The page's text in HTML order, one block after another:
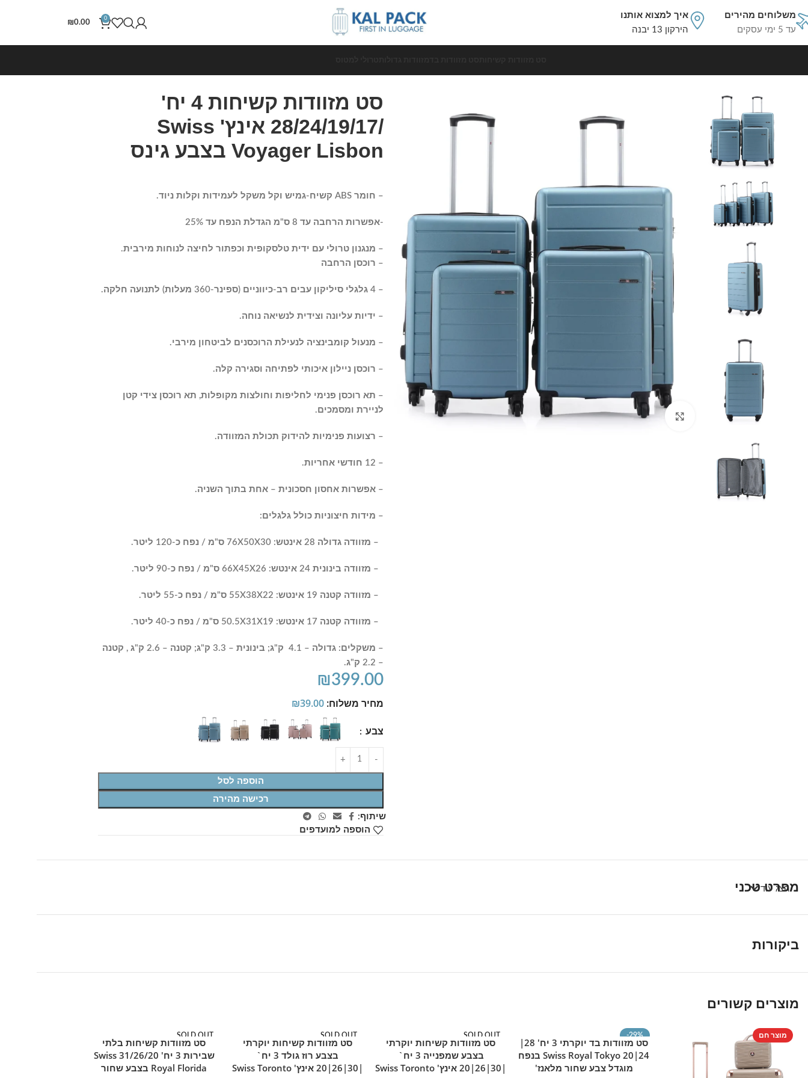
משלוחים מהירים
עד 5 ימי עסקים
איך למצוא אותנו
הירקון 13 יבנה
0
₪0.00
Click to enlarge
סט מזוודות קשיחות 4 יח'
/28/24/19/17 אינץ' Swiss
Voyager Lisbon בצבע גינס
– חומר ABS קשיח-גמיש וקל משקל לעמידות וקלות ניוד.
-אפשרות הרחבה עד 8 ס"מ הגדלת הנפח עד 25%
– מנגנון טרולי עם ידית טלסקופית וכפתור לחיצה לנוחות מירבית.
– רוכסן הרחבה
– 4 גלגלי סיליקון עבים רב-כיווניים (ספינר-360 מעלות) לתנועה חלקה.
– ידיות עליונה וצידית לנשיאה נוחה.
– מנעול קומבינציה לנעילת הרוכסנים לביטחון מירבי.
– רוכסן ניילון איכותי לפתיחה וסגירה קלה.
– תא רוכסן פנימי לחליפות וחולצות מקופלות, תא רוכסן צידי קטן
לניירת ומסמכים.
– רצועות פנימיות להידוק תכולת המזוודה.
– 12 חודשי אחריות.
– אפשרות אחסון חסכונית – אחת בתוך השניה.
– מידות חיצוניות כולל גלגלים:
– מזוודה גדולה 28 אינטש: 76X50X30 ס"מ / נפח כ-120 ליטר.
– מזוודה בינונית 24 אינטש: 66X45X26 ס"מ / נפח כ-90 ליטר.
– מזוודה קטנה 19 אינטש: 55X38X22 ס"מ / נפח כ-55 ליטר.
– מזוודה קטנה 17 אינטש : 50.5X31X19 ס"מ / נפח כ-40 ליטר.
– משקלים: גדולה – 4.1 ק"ג; בינונית – 3.3 ק"ג; קטנה – 2.6 ק"ג , קטנה
– 2.2 ק"ג.
₪399.00
מחיר משלוח: ₪39.00
צבע
הוספה לסל
רכישה מהירה
שיתוף:
הוספה למועדפים
מפרט טכני
הצג עוד
ביקורות
מוצרים קשורים
מוצר חם
-29%
הוספה לסל
סט מזוודות בד יוקרתי 3 יח' 28|
24|20 Swiss Royal Tokyo בנפח
מוגדל צבע שחור מלאנז'
SOLD OUT
מידע נוסף
סט מזוודות קשיחות יוקרתי
בצבע שמפנייה 3 יח`
|30|26|20 אינץ' Swiss Toronto
SOLD OUT
מידע נוסף
סט מזוודות קשיחות יוקרתי
בצבע רוז גולד 3 יח`
|30|26|20 אינץ' Swiss Toronto
SOLD OUT
מידע נוסף
סט מזוודות קשיחות בלתי
שבירות 3 יח' 31/26/20 Swiss
Royal Florida בצבע שחור